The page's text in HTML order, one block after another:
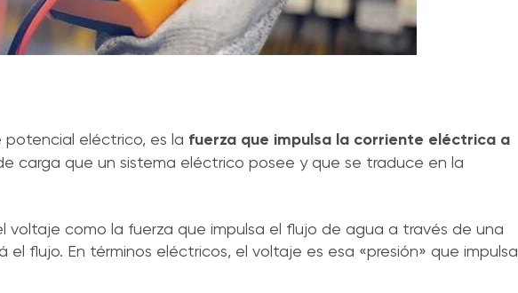
eléctrico, es la fuerza que impulsa la corriente eléctrica a
carga que un sistema eléctrico posee y que se traduce en la
voltaje como la fuerza que impulsa el flujo de agua a través de una
flujo. En términos eléctricos, el voltaje es esa «presión» que impulsa